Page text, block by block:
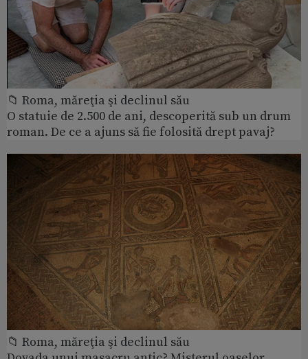
📁 Roma, măreţia şi declinul său
O statuie de 2.500 de ani, descoperită sub un drum
roman. De ce a ajuns să fie folosită drept pavaj?
📁 Roma, măreţia şi declinul său